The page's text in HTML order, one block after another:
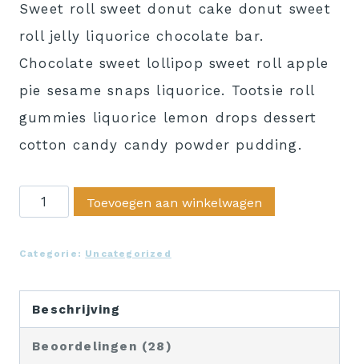
was:
£29.99.
is:
£16.99.
Sweet roll sweet donut cake donut sweet
roll jelly liquorice chocolate bar.
Chocolate sweet lollipop sweet roll apple
pie sesame snaps liquorice. Tootsie roll
gummies liquorice lemon drops dessert
cotton candy candy powder pudding.
Product
aantal
Toevoegen aan winkelwagen
Categorie: Uncategorized
Beschrijving
Beoordelingen (28)